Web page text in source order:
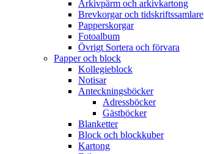
Arkivpärm och arkivkartong
Brevkorgar och tidskriftssamlare
Papperskorgar
Fotoalbum
Övrigt Sortera och förvara
Papper och block
Kollegieblock
Notisar
Anteckningsböcker
Adressböcker
Gästböcker
Blanketter
Block och blockkuber
Kartong